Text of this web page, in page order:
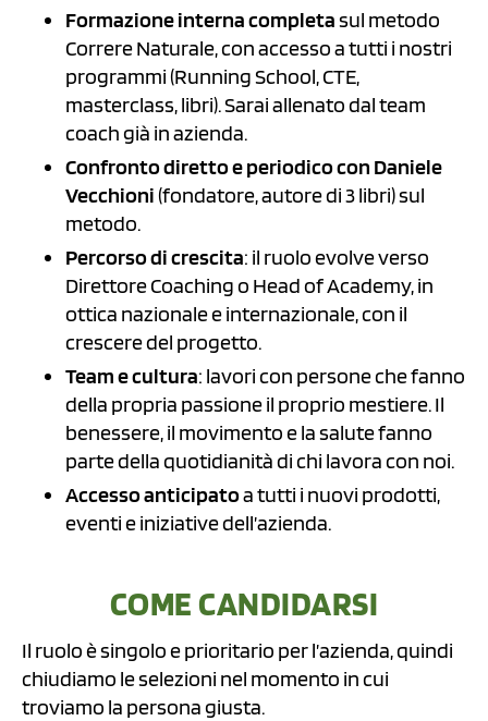
Formazione interna completasul metodo
Correre Naturale, con accesso a tutti i nostri
programmi (Running School, CTE,
masterclass, libri). Sarai allenato dal team
coach già in azienda.
Confronto diretto e periodico con Daniele
Vecchioni(fondatore, autore di 3 libri) sul
metodo.
Percorso di crescita: il ruolo evolve verso
Direttore Coaching o Head of Academy, in
ottica nazionale e internazionale, con il
crescere del progetto.
Team e cultura: lavori con persone che fanno
della propria passione il proprio mestiere. Il
benessere, il movimento e la salute fanno
parte della quotidianità di chi lavora con noi.
Accesso anticipatoa tutti i nuovi prodotti,
eventi e iniziative dell’azienda.
COME CANDIDARSI
Il ruolo è singolo e prioritario per l’azienda, quindi
chiudiamo le selezioni nel momento in cui
troviamo la persona giusta.